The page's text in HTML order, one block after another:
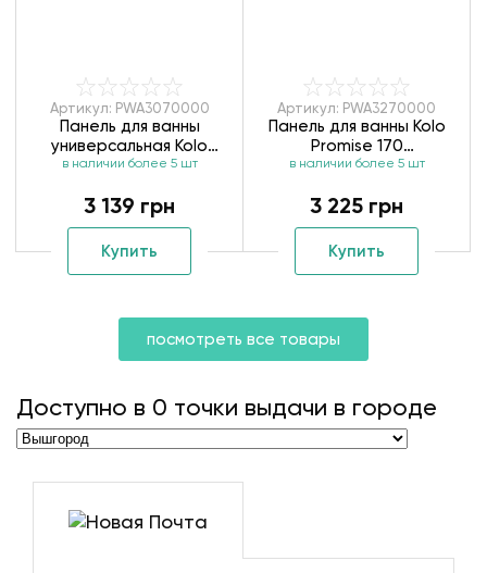
Артикул: PWA3070000
Панель для ванны
универсальная Kolo
Spring PWA3070000
в наличии более 5 шт
3 139 грн
Купить
Артикул: PWA3270000
Панель для ванны Kolo
Promise 170
PWA3270000
в наличии более 5 шт
3 225 грн
Купить
посмотреть все товары
Доступно в 0 точки выдачи в городе